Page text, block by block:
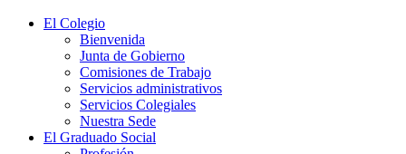
El Colegio
Bienvenida
Junta de Gobierno
Comisiones de Trabajo
Servicios administrativos
Servicios Colegiales
Nuestra Sede
El Graduado Social